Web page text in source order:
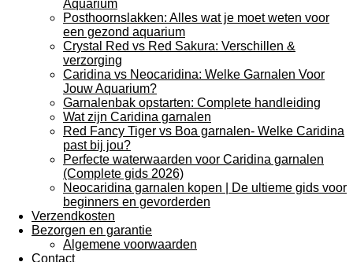
Aquarium
Posthoornslakken: Alles wat je moet weten voor
een gezond aquarium
Crystal Red vs Red Sakura: Verschillen &
verzorging
Caridina vs Neocaridina: Welke Garnalen Voor
Jouw Aquarium?
Garnalenbak opstarten: Complete handleiding
Wat zijn Caridina garnalen
Red Fancy Tiger vs Boa garnalen- Welke Caridina
past bij jou?
Perfecte waterwaarden voor Caridina garnalen
(Complete gids 2026)
Neocaridina garnalen kopen | De ultieme gids voor
beginners en gevorderden
Verzendkosten
Bezorgen en garantie
Algemene voorwaarden
Contact